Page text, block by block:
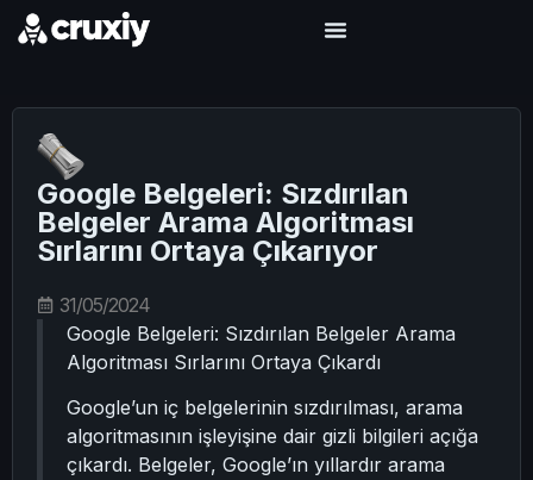
Google Belgeleri: Sızdırılan
Belgeler Arama Algoritması
Sırlarını Ortaya Çıkarıyor
31/05/2024
Google Belgeleri: Sızdırılan Belgeler Arama
Algoritması Sırlarını Ortaya Çıkardı
Google’un iç belgelerinin sızdırılması, arama
algoritmasının işleyişine dair gizli bilgileri açığa
çıkardı. Belgeler, Google’ın yıllardır arama